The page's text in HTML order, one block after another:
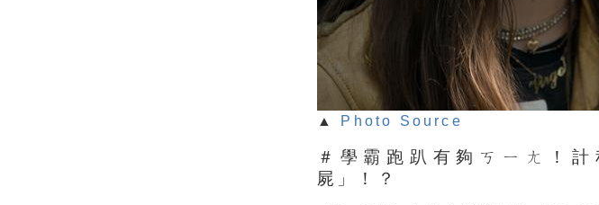
▲ Photo Source
＃學霸跑趴有夠ㄎㄧㄤ！
屍」！？